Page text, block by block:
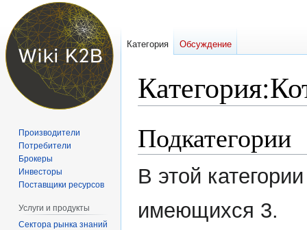
Категория:
навигации
поиску
Подкатегории
В этой
имеющихся 3.
Категория Обсуждение
Производители
Потребители
Брокеры
Инвесторы
Поставщики ресурсов
Услуги и продукты
Сектора рынка знаний